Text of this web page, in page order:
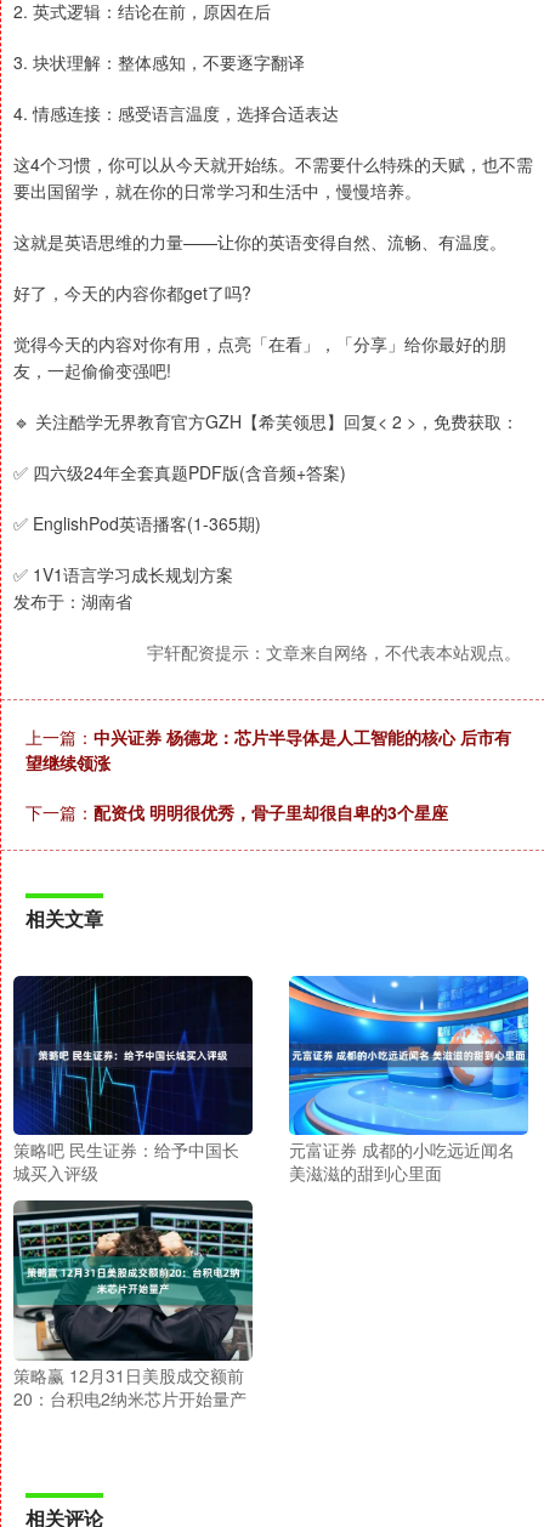
2. 英式逻辑：结论在前，原因在后
3. 块状理解：整体感知，不要逐字翻译
4. 情感连接：感受语言温度，选择合适表达
这4个习惯，你可以从今天就开始练。不需要什么特殊的天赋，也不需
要出国留学，就在你的日常学习和生活中，慢慢培养。
这就是英语思维的力量——让你的英语变得自然、流畅、有温度。
好了，今天的内容你都get了吗?
觉得今天的内容对你有用，点亮「在看」，「分享」给你最好的朋
友，一起偷偷变强吧!
🔹 关注酷学无界教育官方GZH【希芙领思】回复< 2 >，免费获取：
✅ 四六级24年全套真题PDF版(含音频+答案)
✅ EnglishPod英语播客(1-365期)
✅ 1V1语言学习成长规划方案
发布于：湖南省
宇轩配资提示：文章来自网络，不代表本站观点。
上一篇： 中兴证券 杨德龙：芯片半导体是人工智能的核心 后市有
望继续领涨
下一篇： 配资伐 明明很优秀，骨子里却很自卑的3个星座
相关文章
策略吧 民生证券：给予中国长
城买入评级
元富证券 成都的小吃远近闻名
美滋滋的甜到心里面
策略赢 12月31日美股成交额前
20：台积电2纳米芯片开始量产
相关评论